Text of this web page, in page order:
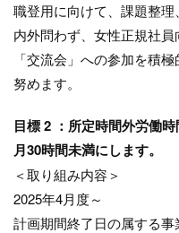
職登用に向けて、課題整理
内外問わず、女性正規社
「交流会」への参加を積
努めます。
目標 2 ：所定時間外労働
月30時間未満にします。
＜取り組み内容＞
2025年4月度～
計画期間終了日の属する